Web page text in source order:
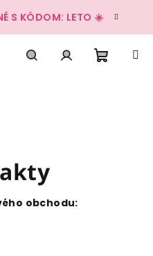
S KÓDOM: LETO ☀️
obchodu: